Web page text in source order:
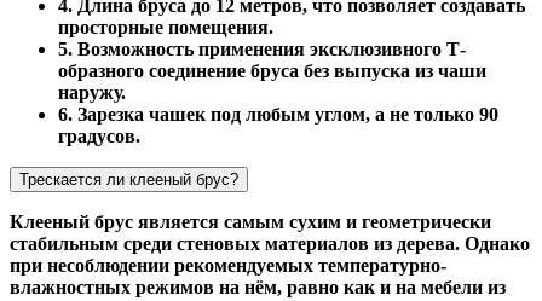
4. Длина бруса до 12 метров, что позволяет создавать
просторные помещения.
5. Возможность применения эксклюзивного Т-
образного соединение бруса без выпуска из чаши
наружу.
6. Зарезка чашек под любым углом, а не только 90
градусов.
Трескается ли клееный брус?
Клееный брус является самым сухим и геометрически
стабильным среди стеновых материалов из дерева. Однако
при несоблюдении рекомендуемых температурно-
влажностных режимов на нём, равно как и на мебели из